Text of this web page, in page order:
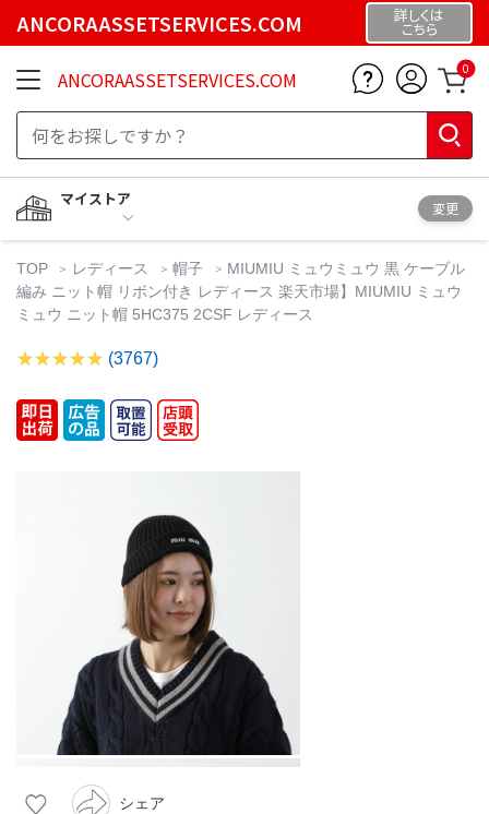
ANCORAASSETSERVICES.COM 詳しくは
こちら
ANCORAASSETSERVICES.COM 0
マイストア
変更
TOP レディース 帽子
MIUMIU ミュウミュウ 黒 ケーブル
編み ニット帽 リボン付き レディース 楽天市場】MIUMIU ミュウ
ミュウ ニット帽 5HC375 2CSF レディース
(3767)
シェア